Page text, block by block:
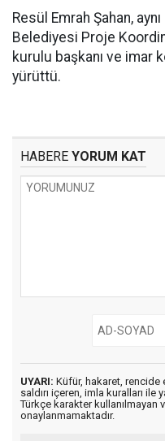
Resül Emrah Şahan,
Belediyesi Proje
kurulu başkanı ve imar
yürüttü.
HABERE YORUM KAT
UYARI: Küfür, hakaret, rencide
saldırı içeren, imla kuralları ile
Türkçe karakter kullanılmayan
onaylanmamaktadır.